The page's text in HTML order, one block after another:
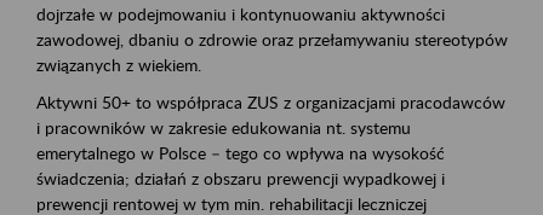
dojrzałe w podejmowaniu i kontynuowaniu aktywności
zawodowej, dbaniu o zdrowie oraz przełamywaniu stereotypów
związanych z wiekiem.
Aktywni 50+ to współpraca ZUS z organizacjami pracodawców
i pracowników w zakresie edukowania nt. systemu
emerytalnego w Polsce – tego co wpływa na wysokość
świadczenia; działań z obszaru prewencji wypadkowej i
prewencji rentowej w tym min. rehabilitacji leczniczej